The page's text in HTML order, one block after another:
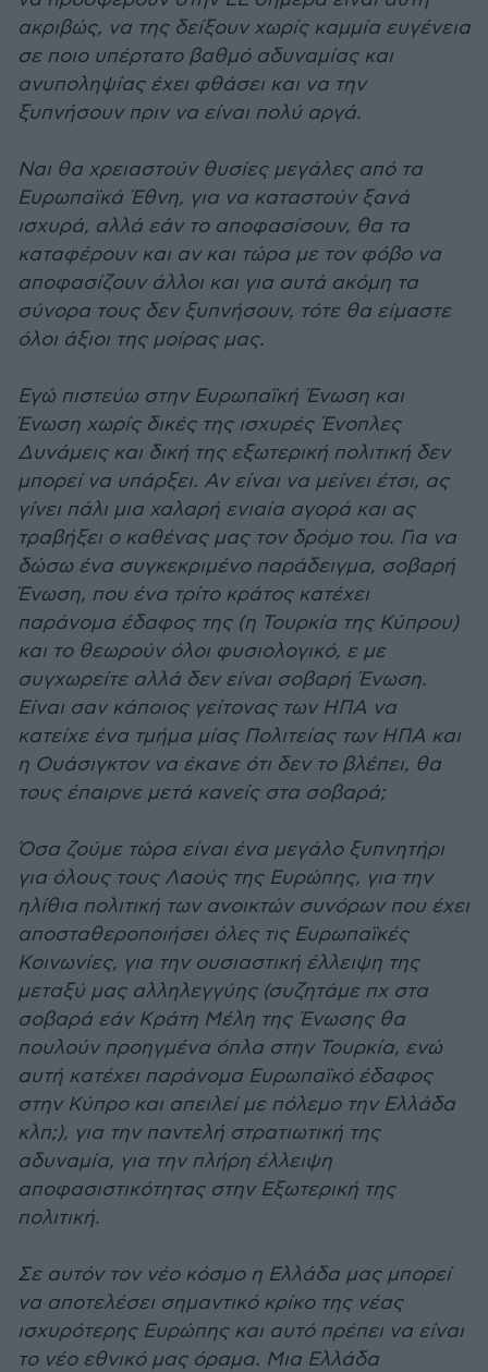
ακριβώς, να της δείξουν χωρίς καμμία ευγένεια
σε ποιο υπέρτατο βαθμό αδυναμίας και
ανυποληψίας έχει φθάσει και να την
ξυπνήσουν πριν να είναι πολύ αργά.
Ναι θα χρειαστούν θυσίες μεγάλες από τα
Ευρωπαϊκά Έθνη, για να καταστούν ξανά
ισχυρά, αλλά εάν το αποφασίσουν, θα τα
καταφέρουν και αν και τώρα με τον φόβο να
αποφασίζουν άλλοι και για αυτά ακόμη τα
σύνορα τους δεν ξυπνήσουν, τότε θα είμαστε
όλοι άξιοι της μοίρας μας.
Εγώ πιστεύω στην Ευρωπαϊκή Ένωση και
Ένωση χωρίς δικές της ισχυρές Ένοπλες
Δυνάμεις και δική της εξωτερική πολιτική δεν
μπορεί να υπάρξει. Αν είναι να μείνει έτσι, ας
γίνει πάλι μια χαλαρή ενιαία αγορά και ας
τραβήξει ο καθένας μας τον δρόμο του. Για να
δώσω ένα συγκεκριμένο παράδειγμα, σοβαρή
Ένωση, που ένα τρίτο κράτος κατέχει
παράνομα έδαφος της (η Τουρκία της Κύπρου)
και το θεωρούν όλοι φυσιολογικό, ε με
συγχωρείτε αλλά δεν είναι σοβαρή Ένωση.
Είναι σαν κάποιος γείτονας των ΗΠΑ να
κατείχε ένα τμήμα μίας Πολιτείας των ΗΠΑ και
η Ουάσιγκτον να έκανε ότι δεν το βλέπει, θα
τους έπαιρνε μετά κανείς στα σοβαρά;
Όσα ζούμε τώρα είναι ένα μεγάλο ξυπνητήρι
για όλους τους Λαούς της Ευρώπης, για την
ηλίθια πολιτική των ανοικτών συνόρων που έχει
αποσταθεροποιήσει όλες τις Ευρωπαϊκές
Κοινωνίες, για την ουσιαστική έλλειψη της
μεταξύ μας αλληλεγγύης (συζητάμε πχ στα
σοβαρά εάν Κράτη Μέλη της Ένωσης θα
πουλούν προηγμένα όπλα στην Τουρκία, ενώ
αυτή κατέχει παράνομα Ευρωπαϊκό έδαφος
στην Κύπρο και απειλεί με πόλεμο την Ελλάδα
κλπ;), για την παντελή στρατιωτική της
αδυναμία, για την πλήρη έλλειψη
αποφασιστικότητας στην Εξωτερική της
πολιτική.
Σε αυτόν τον νέο κόσμο η Ελλάδα μας μπορεί
να αποτελέσει σημαντικό κρίκο της νέας
ισχυρότερης Ευρώπης και αυτό πρέπει να είναι
το νέο εθνικό μας όραμα. Μια Ελλάδα